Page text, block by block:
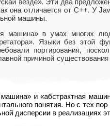
везде». Эти два
она отличается от C++. У
машины.
машина» в умах многих
Языки без этой
портирования,
причиной
и «абстрактная
понятия. Но с тех
дисперсии в реализациях